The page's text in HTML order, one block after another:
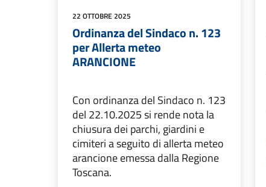
22 OTTOBRE 2025
Ordinanza del Sindaco n. 123
per Allerta meteo
ARANCIONE
Con ordinanza del Sindaco n. 123
del 22.10.2025 si rende nota la
chiusura dei parchi, giardini e
cimiteri a seguito di allerta meteo
arancione emessa dalla Regione
Toscana.